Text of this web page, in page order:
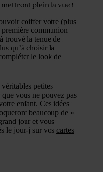
plein la vue !
coiffer votre (plus
communion
trouvé la tenue de
qu’à choisir la
le look de
véritables petites
vous ne pouvez pas
enfant. Ces idées
beaucoup de «
jour et vous
le jour-j sur vos cartes